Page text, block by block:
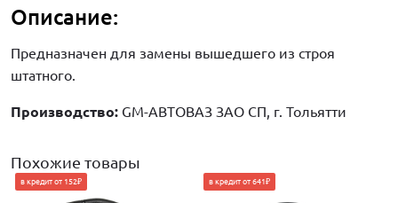
Описание:
Предназначен для замены вышедшего из строя
штатного.
Производство: GM-АВТОВАЗ ЗАО СП, г. Тольятти
Похожие товары
в кредит от 152₽ в кредит от 641₽